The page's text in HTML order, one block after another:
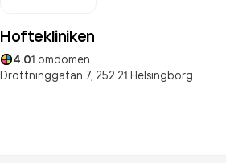
Hoftekliniken
4.01 omdömen
Drottninggatan 7, 252 21 Helsingborg